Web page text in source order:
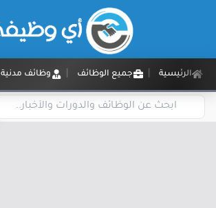
الرئيسية جميع الوظائف وظائف مدنية